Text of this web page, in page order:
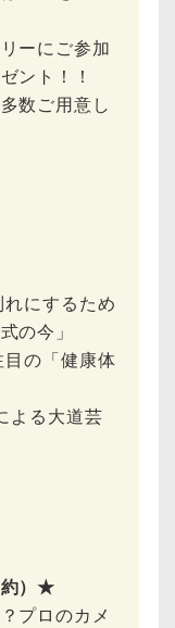
ーにご参加
ント！！
数ご用意し
にするため
の今」
の「健康体
る大道芸
）★
プロのカメ